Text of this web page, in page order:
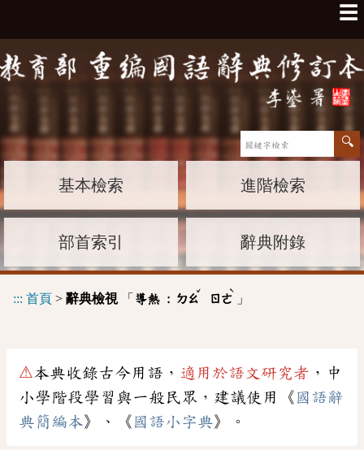
☰
基本檢索 進階檢索
部首索引 辭典附錄
::: 首頁 > 辭典檢視「 導熱 : ㄉㄠ
ˇ
ㄖㄜ
ˋ
」
⚠本典收錄古今用語， 適用於語文研究者 ，中
小學階段學習與一般民眾，建議使用《 國語辭
典簡編本》、《 國語小字典》。